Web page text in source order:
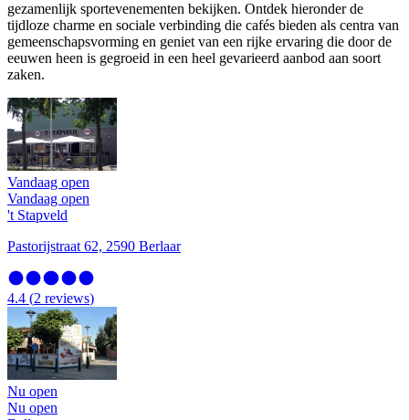
gezamenlijk sportevenementen bekijken. Ontdek hieronder de
tijdloze charme en sociale verbinding die cafés bieden als centra van
gemeenschapsvorming en geniet van een rijke ervaring die door de
eeuwen heen is gegroeid in een heel gevarieerd aanbod aan soort
zaken.
Vandaag open
Vandaag open
't Stapveld
Pastorijstraat 62, 2590 Berlaar
4.4 (2 reviews)
Nu open
Nu open